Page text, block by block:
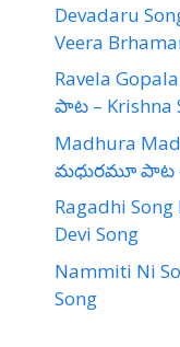
Devadaru
Veera
Ravela
పాట – Krishna
Madhura
మధురమూ పాట –
Ragadhi
Devi Song
Nammiti Ni
Song